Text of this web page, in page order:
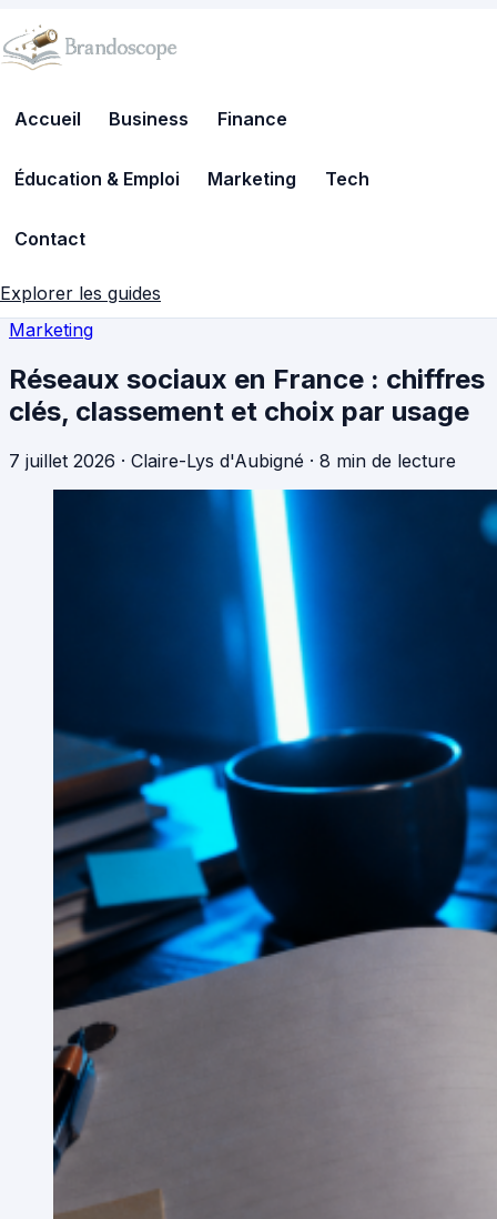
Accueil Business Finance
Éducation & Emploi Marketing Tech
Contact
Explorer les guides
Marketing
Réseaux sociaux en France : chiffres
clés, classement et choix par usage
7 juillet 2026 · Claire-Lys d'Aubigné · 8 min de lecture